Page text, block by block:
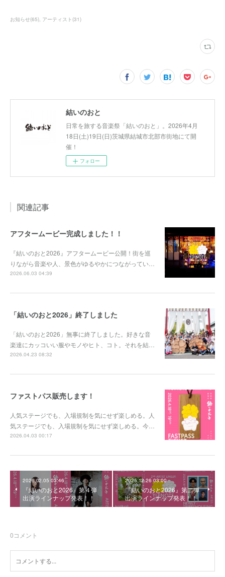
お知らせ(65) アーティスト (31)
結いのおと
日常を旅する音楽祭「結いのおと」。2026年4月
18日(土)19日(日)茨城県結城市北部市街地にて開
催！
フォロー
関連記事
アフタームービー完成しました！！
『結いのおと2026』アフタームービー公開！街を巡
りながら音楽や人、景色がゆるやかにつながってい…
2026.06.03 04:39
「結いのおと2026」終了しました
「結いのおと2026」無事に終了しました。好きな音
楽達にカッコいい服やモノやヒト、コト。それを結…
2026.04.23 08:32
ファストパス販売します！
人気ステージでも、入場規制を気にせず楽しめる。人
気ステージでも、入場規制を気にせず楽しめる。今…
2026.04.03 00:17
2026.02.05 03:46
『結いのおと2026』第４弾
出演ラインナップ発表！！
2025.12.26 03:00
『結いのおと2026』第二弾
出演ラインナップ発表！！
0コメント